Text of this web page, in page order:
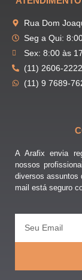
Rua Dom
Seg a Qui:
Sex: 8:00 às
(11) 2606-2222
(11) 9 7689-
A Arafix envia
nossos
diversos assuntos
mail está seguro